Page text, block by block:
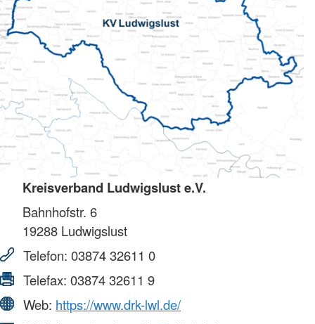
Kreisverband Ludwigslust e.V.
Bahnhofstr. 6
19288 Ludwigslust
Telefon: 03874 32611 0
Telefax: 03874 32611 9
Web: https://www.drk-lwl.de/